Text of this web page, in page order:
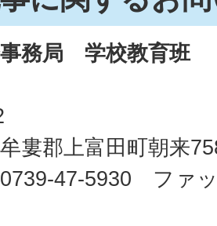
務局 学校教育班
婁郡上富田町朝来
47-5930 ファ